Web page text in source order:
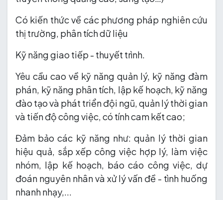
Có kiến thức về các phương pháp nghiên cứu
thị trường, phân tích dữ liệu
Kỹ năng giao tiếp - thuyết trình.
Yêu cầu cao về kỹ năng quản lý, kỹ năng đàm
phán, kỹ năng phân tích, lập kế hoạch, kỹ năng
đào tạo và phát triển đội ngũ, quản lý thời gian
và tiến độ công việc, có tính cam kết cao;
Đảm bảo các kỹ năng như: quản lý thời gian
hiệu quả, sắp xếp công việc hợp lý, làm việc
nhóm, lập kế hoạch, báo cáo công việc, dự
đoán nguyên nhân và xử lý vấn đề - tình huống
nhanh nhạy,...